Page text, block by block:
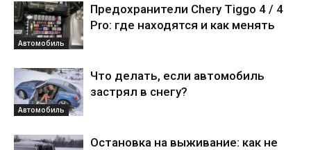
Автомобиль
Предохранители Chery Tiggo 4 / 4
Pro: где находятся и как менять
Автомобиль
Что делать, если автомобиль
застрял в снегу?
Остановка на выживание: как не